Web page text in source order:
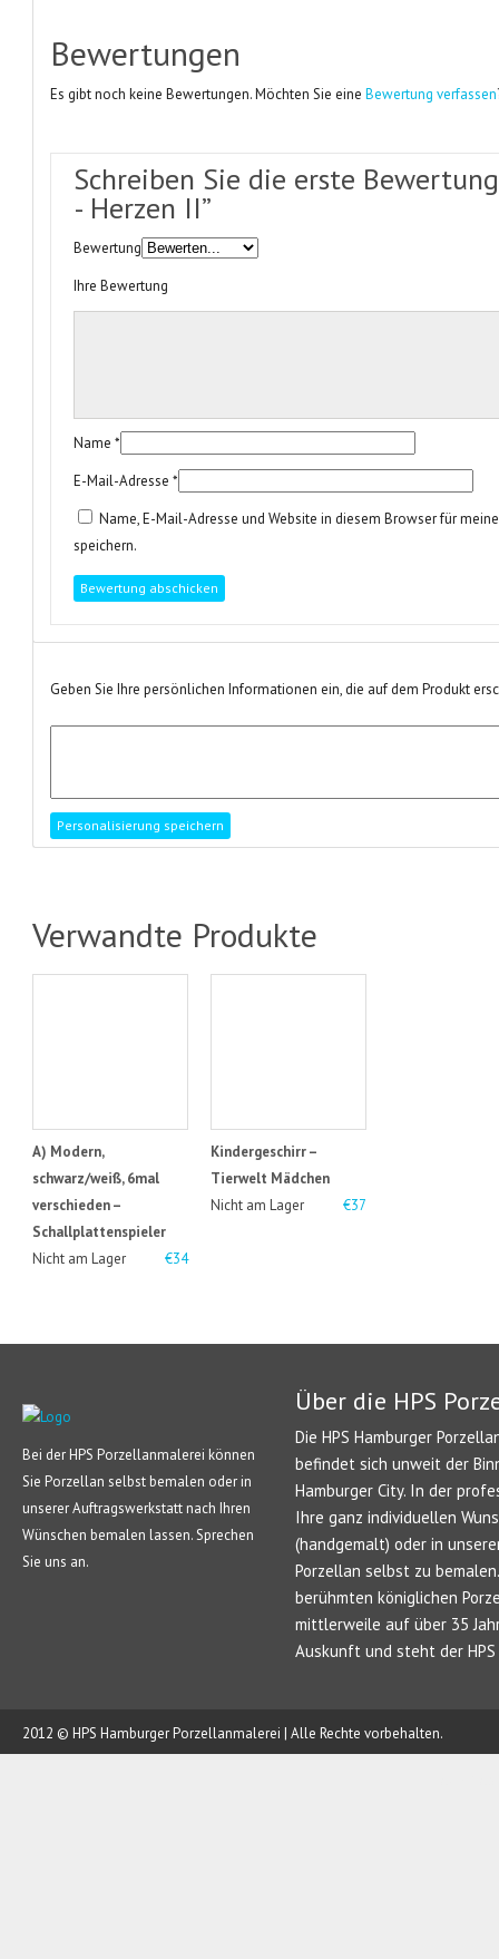
Bewertungen
Es gibt noch keine Bewertungen. Möchten Sie eineBewertung verfassen
Schreiben Sie die erste
- Herzen II”
Bewertung
Ihre Bewertung
Name *
E-Mail-Adresse *
Name, E-Mail-Adresse und Website in diesem Browser für
speichern.
Geben Sie Ihre persönlichen Informationen ein, die auf dem Produkt
Verwandte Produkte
A) Modern,
schwarz/weiß, 6mal
verschieden –
Schallplattenspieler
€34
Nicht am Lager
Kindergeschirr –
Tierwelt Mädchen
€37
Nicht am Lager
Bei der HPS Porzellanmalerei können
Sie Porzellan selbst bemalen oder in
unserer Auftragswerkstatt nach Ihren
Wünschen bemalen lassen. Sprechen
Sie uns an.
Über die HPS
Die HPS Hamburger
befindet sich unweit der
Hamburger City. In der
Ihre ganz individuellen
(handgemalt) oder in
Porzellan selbst zu
berühmten königlichen
mittlerweile auf über 35
Auskunft und steht der
2012 © HPS Hamburger Porzellanmalerei | Alle Rechte vorbehalten.